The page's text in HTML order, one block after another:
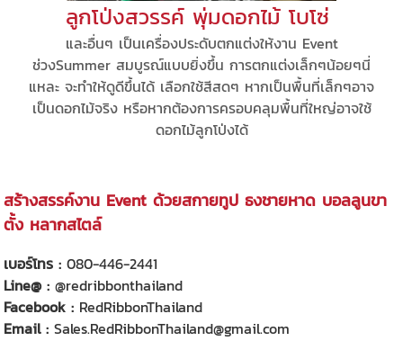
ลูกโป่งสวรรค์ พุ่มดอกไม้ โบโซ่
และอื่นๆ เป็นเครื่องประดับตกแต่งให้งาน Event
ช่วงSummer สมบูรณ์แบบยิ่งขึ้น การตกแต่งเล็กๆน้อยๆนี่
แหละ จะทำให้ดูดีขึ้นได้ เลือกใช้สีสดๆ หากเป็นพื้นที่เล็กๆอาจ
เป็นดอกไม้จริง หรือหากต้องการครอบคลุมพื้นที่ใหญ่อาจใช้
ดอกไม้ลูกโป่งได้
สร้างสรรค์งาน Event ด้วยสกายทูป ธงชายหาด บอลลูนขา
ตั้ง หลากสไตล์
เบอร์โทร : 080-446-2441
Line@ : @redribbonthailand
Facebook : RedRibbonThailand
Email : Sales.RedRibbonThailand@gmail.com